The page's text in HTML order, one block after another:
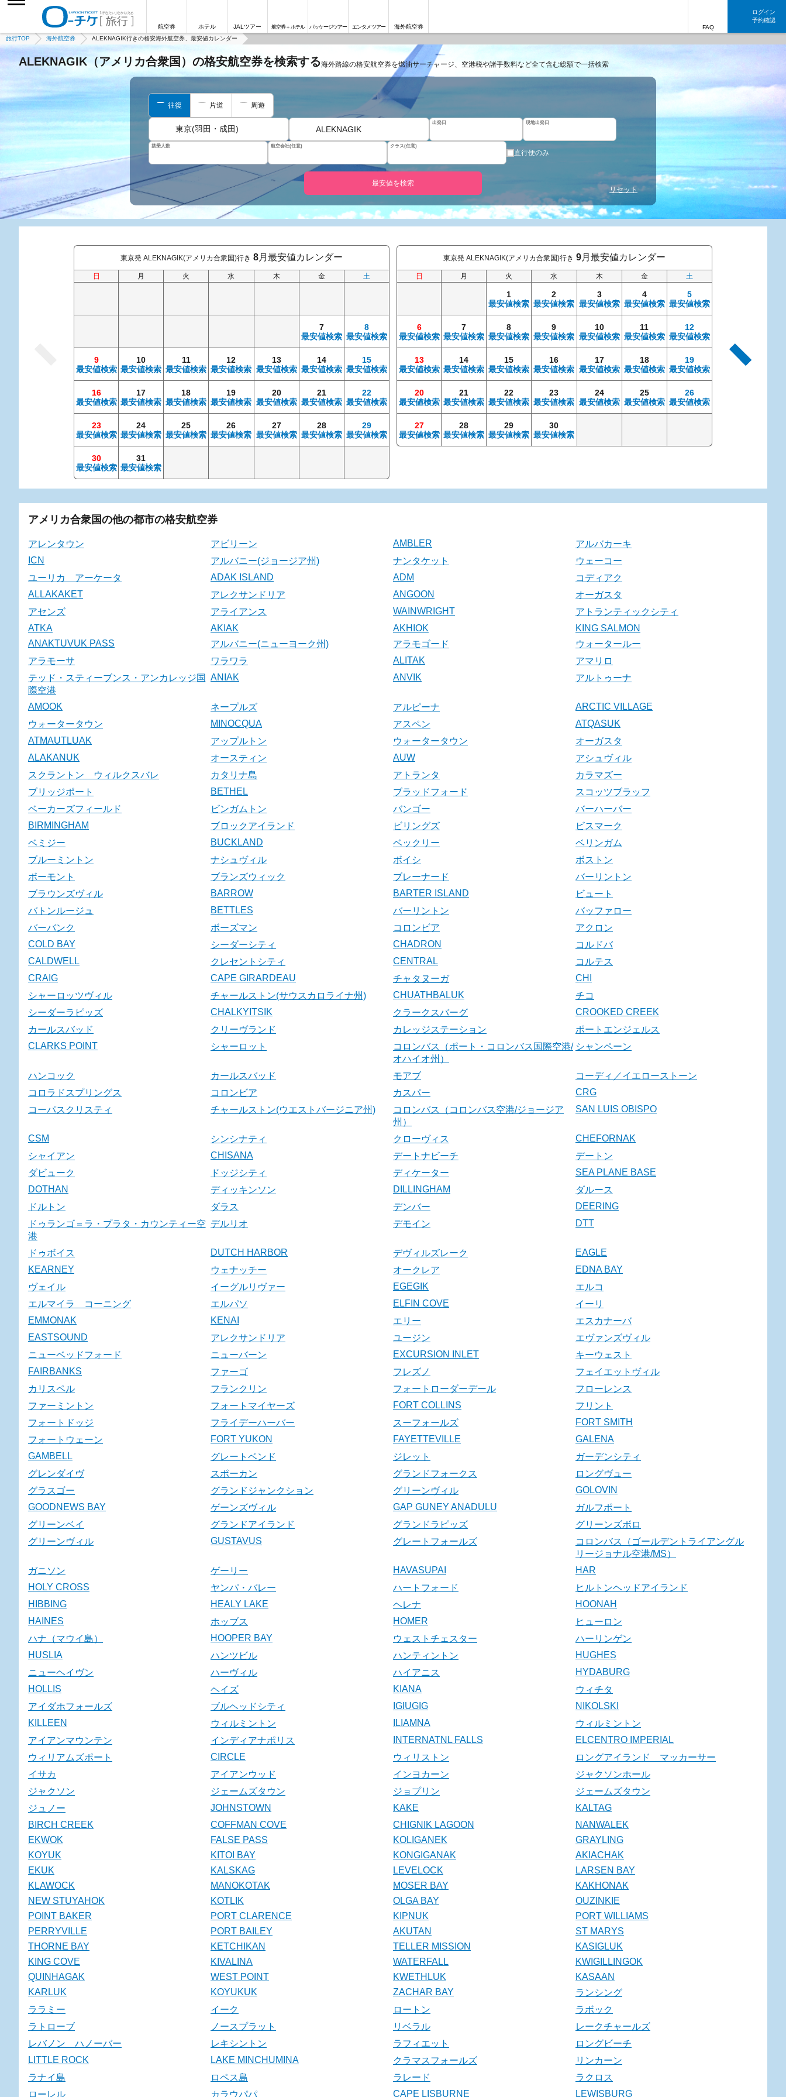
航空券 ホテル JALツアー 航空券＋ホテル パッケージツアー エンタメツアー 海外航空券 FAQ
ログイン
予約確認
旅行TOP 海外航空券 ALEKNAGIK行きの格安海外航空券、最安値カレンダー
ALEKNAGIK（アメリカ合衆国）の格安航空券を検索する海外路線の格安航空券を燃油サーチャージ、空港税や諸手数料など全て含む総額で一括検索
往復 片道 周遊
東京(羽田・成田) ALEKNAGIK
出発日 現地出発日
搭乗人数 航空会社(任意) クラス(任意)
直行便のみ
最安値を検索
リセット
東京発 ALEKNAGIK(アメリカ合衆国)行き 8月最安値カレンダー
日 月 火 水 木 金 土
7
最安値検索
8
最安値検索
9
最安値検索
10
最安値検索
11
最安値検索
12
最安値検索
13
最安値検索
14
最安値検索
15
最安値検索
16
最安値検索
17
最安値検索
18
最安値検索
19
最安値検索
20
最安値検索
21
最安値検索
22
最安値検索
23
最安値検索
24
最安値検索
25
最安値検索
26
最安値検索
27
最安値検索
28
最安値検索
29
最安値検索
30
最安値検索
31
最安値検索
東京発 ALEKNAGIK(アメリカ合衆国)行き 9月最安値カレンダー
日 月 火 水 木 金 土
1
最安値検索
2
最安値検索
3
最安値検索
4
最安値検索
5
最安値検索
6
最安値検索
7
最安値検索
8
最安値検索
9
最安値検索
10
最安値検索
11
最安値検索
12
最安値検索
13
最安値検索
14
最安値検索
15
最安値検索
16
最安値検索
17
最安値検索
18
最安値検索
19
最安値検索
20
最安値検索
21
最安値検索
22
最安値検索
23
最安値検索
24
最安値検索
25
最安値検索
26
最安値検索
27
最安値検索
28
最安値検索
29
最安値検索
30
最安値検索
11
最安値検索
アメリカ合衆国の他の都市の格安航空券
アレンタウン アビリーン AMBLER
アルバカーキ
ICN
アルバニー(ジョージア州) ナンタケット
ウェーコー
ユーリカ アーケータ
ADAK ISLAND ADM
コディアク
ALLAKAKET
アレクサンドリア ANGOON
オーガスタ
アセンズ
アライアンス WAINWRIGHT
アトランティックシティ
ATKA
AKIAK AKHIOK
KING SALMON
ANAKTUVUK PASS
アルバニー(ニューヨーク州) アラモゴード
ウォータールー
アラモーサ
ワラワラ ALITAK
アマリロ
テッド・スティーブンス・アンカレッジ国
際空港
ANIAK ANVIK アルトゥーナ
AMOOK ネープルズ アルピーナ
ARCTIC VILLAGE
ウォータータウン
MINOCQUA アスペン
ATQASUK
ATMAUTLUAK
アップルトン ウォータータウン
オーガスタ
ALAKANUK
オースティン AUW
アシュヴィル
スクラントン ウィルクスバレ
カタリナ島 アトランタ
カラマズー
ブリッジポート
BETHEL ブラッドフォード
スコッツブラッフ
ベーカーズフィールド
ビンガムトン バンゴー
バーハーバー
BIRMINGHAM
ブロックアイランド ビリングズ
ビスマーク
ベミジー
BUCKLAND ベックリー
ベリンガム
ブルーミントン
ナシュヴィル ボイシ
ボストン
ボーモント
ブランズウィック ブレーナード
バーリントン
ブラウンズヴィル
BARROW BARTER ISLAND
ビュート
バトンルージュ
BETTLES バーリントン
バッファロー
バーバンク
ボーズマン コロンビア
アクロン
COLD BAY
シーダーシティ CHADRON
コルドバ
CALDWELL
クレセントシティ CENTRAL
コルテス
CRAIG
CAPE GIRARDEAU チャタヌーガ
CHI
シャーロッツヴィル
チャールストン(サウスカロライナ州) CHUATHBALUK
チコ
シーダーラピッズ
CHALKYITSIK クラークスバーグ
CROOKED CREEK
カールスバッド
クリーヴランド カレッジステーション
ポートエンジェルス
CLARKS POINT
シャーロット
コロンバス（ポート・コロンバス国際空港/
オハイオ州）
シャンペーン
ハンコック カールスバッド モアブ
コーディ／イエローストーン
コロラドスプリングス
コロンビア カスパー
CRG
コーパスクリスティ
チャールストン(ウエストバージニア州)
コロンバス（コロンバス空港/ジョージア
州）
SAN LUIS OBISPO
CSM シンシナティ クローヴィス
CHEFORNAK
シャイアン
CHISANA デートナビーチ
デートン
ダビューク
ドッジシティ ディケーター
SEA PLANE BASE
DOTHAN
ディッキンソン DILLINGHAM
ダルース
ドルトン
ダラス デンバー
DEERING
ドゥランゴ＝ラ・プラタ・カウンティー空
港
デルリオ デモイン DTT
ドゥボイス DUTCH HARBOR デヴィルズレーク
EAGLE
KEARNEY
ウェナッチー オークレア
EDNA BAY
ヴェイル
イーグルリヴァー EGEGIK
エルコ
エルマイラ コーニング
エルパソ ELFIN COVE
イーリ
EMMONAK
KENAI エリー
エスカナーバ
EASTSOUND
アレクサンドリア ユージン
エヴァンズヴィル
ニューベッドフォード
ニューバーン EXCURSION INLET
キーウェスト
FAIRBANKS
ファーゴ フレズノ
フェイエットヴィル
カリスペル
フランクリン フォートローダーデール
フローレンス
ファーミントン
フォートマイヤーズ FORT COLLINS
フリント
フォートドッジ
フライデーハーバー スーフォールズ
FORT SMITH
フォートウェーン
FORT YUKON FAYETTEVILLE
GALENA
GAMBELL
グレートベンド ジレット
ガーデンシティ
グレンダイヴ
スポーカン グランドフォークス
ロングヴュー
グラスゴー
グランドジャンクション グリーンヴィル
GOLOVIN
GOODNEWS BAY
ゲーンズヴィル GAP GUNEY ANADULU
ガルフポート
グリーンベイ
グランドアイランド グランドラピッズ
グリーンズボロ
グリーンヴィル
GUSTAVUS グレートフォールズ
コロンバス（ゴールデントライアングル
リージョナル空港/MS）
ガニソン
ゲーリー HAVASUPAI
HAR
HOLY CROSS
ヤンパ・バレー ハートフォード
ヒルトンヘッドアイランド
HIBBING
HEALY LAKE ヘレナ
HOONAH
HAINES
ホッブス HOMER
ヒューロン
ハナ（マウイ島）
HOOPER BAY ウェストチェスター
ハーリンゲン
HUSLIA
ハンツビル ハンティントン
HUGHES
ニューヘイヴン
ハーヴィル ハイアニス
HYDABURG
HOLLIS
ヘイズ KIANA
ウィチタ
アイダホフォールズ
ブルヘッドシティ IGIUGIG
NIKOLSKI
KILLEEN
ウィルミントン ILIAMNA
ウィルミントン
アイアンマウンテン
インディアナポリス INTERNATNL FALLS
ELCENTRO IMPERIAL
ウィリアムズポート
CIRCLE ウィリストン
ロングアイランド マッカーサー
イサカ
アイアンウッド インヨカーン
ジャクソンホール
ジャクソン
ジェームズタウン ジョプリン
ジェームズタウン
ジュノー
JOHNSTOWN KAKE
KALTAG
BIRCH CREEK
COFFMAN COVE CHIGNIK LAGOON
NANWALEK
EKWOK
FALSE PASS KOLIGANEK
GRAYLING
KOYUK
KITOI BAY KONGIGANAK
AKIACHAK
EKUK
KALSKAG LEVELOCK
LARSEN BAY
KLAWOCK
MANOKOTAK MOSER BAY
KAKHONAK
NEW STUYAHOK
KOTLIK OLGA BAY
OUZINKIE
POINT BAKER
PORT CLARENCE KIPNUK
PORT WILLIAMS
PERRYVILLE
PORT BAILEY AKUTAN
ST MARYS
THORNE BAY
KETCHIKAN TELLER MISSION
KASIGLUK
KING COVE
KIVALINA WATERFALL
KWIGILLINGOK
QUINHAGAK
WEST POINT KWETHLUK
KASAAN
KARLUK
KOYUKUK ZACHAR BAY
ランシング
ララミー
イーク ロートン
ラボック
ラトローブ
ノースプラット リベラル
レークチャールズ
レバノン ハノーバー
レキシントン ラフィエット
ロングビーチ
LITTLE ROCK
LAKE MINCHUMINA クラマスフォールズ
リンカーン
ラナイ島
ロペス島 ラレード
ラクロス
ローレル
カラウパパ CAPE LISBURNE LEWISBURG